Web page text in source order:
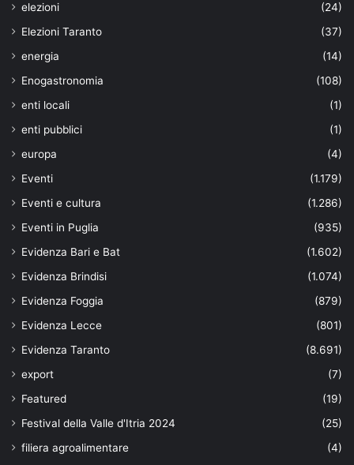
elezioni
(24)
Elezioni Taranto
(37)
energia
(14)
Enogastronomia
(108)
enti locali
(1)
enti pubblici
(1)
europa
(4)
Eventi
(1.179)
Eventi e cultura
(1.286)
Eventi in Puglia
(935)
Evidenza Bari e Bat
(1.602)
Evidenza Brindisi
(1.074)
Evidenza Foggia
(879)
Evidenza Lecce
(801)
Evidenza Taranto
(8.691)
export
(7)
Featured
(19)
Festival della Valle d'Itria 2024
(25)
filiera agroalimentare
(4)